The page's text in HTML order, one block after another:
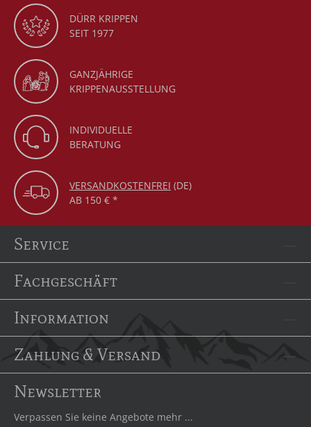
DÜRR KRIPPEN
SEIT 1977
GANZJÄHRIGE
KRIPPENAUSSTELLUNG
INDIVIDUELLE
BERATUNG
VERSANDKOSTENFREI (DE)
AB 150 € *
Service
Fachgeschäft
Information
Zahlung & Versand
Newsletter
Verpassen Sie keine Angebote mehr ...